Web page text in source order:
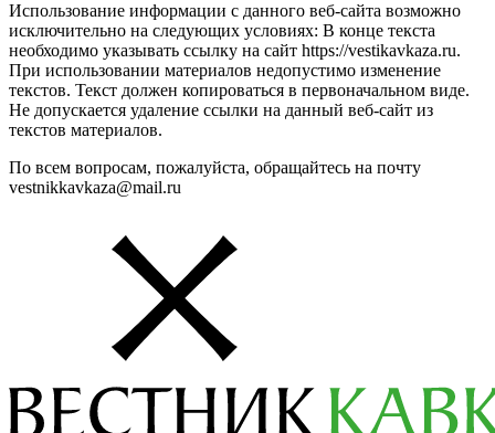
Использование информации с данного веб-сайта возможно
исключительно на следующих условиях: В конце текста
необходимо указывать ссылку на сайт https://vestikavkaza.ru.
При использовании материалов недопустимо изменение
текстов. Текст должен копироваться в первоначальном виде.
Не допускается удаление ссылки на данный веб-сайт из
текстов материалов.
По всем вопросам, пожалуйста, обращайтесь на почту
vestnikkavkaza@mail.ru